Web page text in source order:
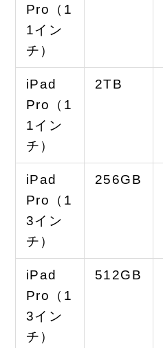
Pro（1
1イン
チ）
iPad
Pro（1
1イン
チ）
2TB
iPad
Pro（1
3イン
チ）
256GB
iPad
Pro（1
3イン
チ）
512GB